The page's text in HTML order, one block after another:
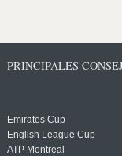
PRINCIPALES
Emirates Cup
English League Cup
ATP Montreal